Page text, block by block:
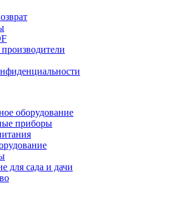
оборудование
приборы
для сада и дачи